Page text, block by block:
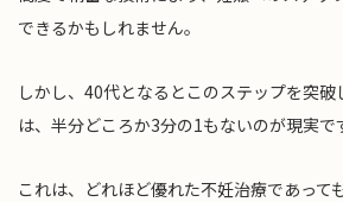
できるかもしれません。
しかし、40代となるとこのステップを突
は、半分どころか3分の1もないのが現実で
これは、どれほど優れた不妊治療であって